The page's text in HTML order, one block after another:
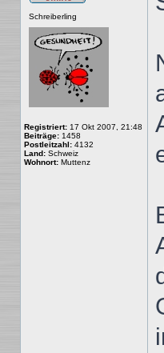
Schreiberling
Registriert: 17 Okt 2007, 21:48
Beiträge: 1458
Postleitzahl: 4132
Land: Schweiz
Wohnort: Muttenz